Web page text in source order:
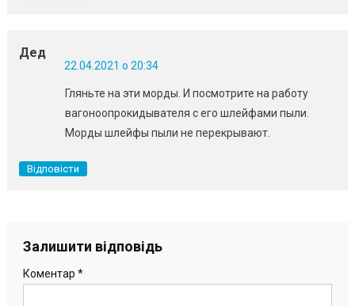
Дед
22.04.2021 о 20:34
Гляньте на эти морды. И посмотрите на работу
вагоноопрокидывателя с его шлейфами пыли.
Морды шлейфы пыли не перекрывают.
Відповісти
Залишити відповідь
Коментар *